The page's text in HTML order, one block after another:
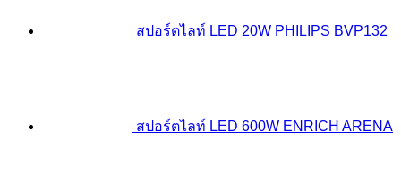
สปอร์ตไลท์ LED 20W PHILIPS BVP132
สปอร์ตไลท์ LED 600W ENRICH ARENA